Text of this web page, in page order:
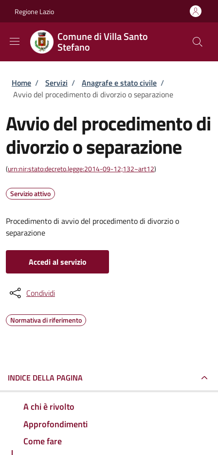
Regione Lazio
Comune di Villa Santo
Stefano
Briciole di pane
Home / Servizi / Anagrafe e stato civile /
Avvio del procedimento di divorzio o separazione
Avvio del procedimento di
divorzio o separazione
(urn:nir:stato:decreto.legge:2014-09-12;132~art12)
Servizio attivo
Procedimento di avvio del procedimento di divorzio o
separazione
Accedi al servizio
Condividi
Normativa di riferimento
INDICE DELLA PAGINA
A chi è rivolto
Approfondimenti
Come fare